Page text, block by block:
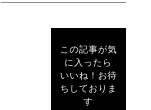
この記事が気
に入ったら
いいね！お待
ちしておりま
す